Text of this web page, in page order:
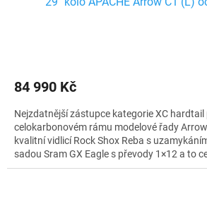
84 990 Kč
Nejzdatnější zástupce kategorie XC hardtail
celokarbonovém rámu modelové řady
kvalitní vidlicí Rock Shox Reba s
sadou Sram GX Eagle s převody 1×12 a to
osvědčené výplety WTB Speedterra. Kolo
rychlou jízdu v terénu, která vás nikdy